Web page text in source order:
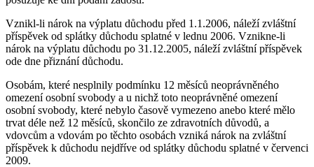
Vznikl-li nárok na výplatu důchodu před 1.1.2006, náleží zvláštní
příspěvek od splátky důchodu splatné v lednu 2006. Vznikne-li
nárok na výplatu důchodu po 31.12.2005, náleží zvláštní příspěvek
ode dne přiznání důchodu.
Osobám, které nesplnily podmínku 12 měsíců neoprávněného
omezení osobní svobody a u nichž toto neoprávněné omezení
osobní svobody, které nebylo časově vymezeno anebo které mělo
trvat déle než 12 měsíců, skončilo ze zdravotních důvodů, a
vdovcům a vdovám po těchto osobách vzniká nárok na zvláštní
příspěvek k důchodu nejdříve od splátky důchodu splatné v červenci
2009.